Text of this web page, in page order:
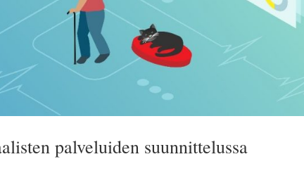
palveluiden suunnittelussa